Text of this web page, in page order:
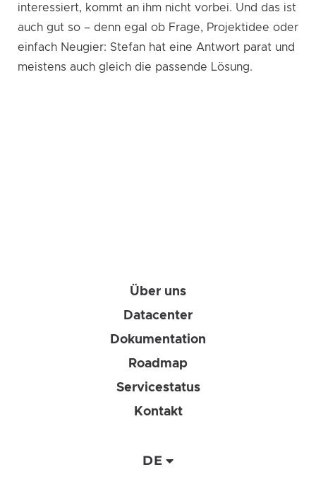
interessiert, kommt an ihm nicht vorbei. Und das ist
auch gut so – denn egal ob Frage, Projektidee oder
einfach Neugier: Stefan hat eine Antwort parat und
meistens auch gleich die passende Lösung.
Über uns
Datacenter
Dokumentation
Roadmap
Servicestatus
Kontakt
DE